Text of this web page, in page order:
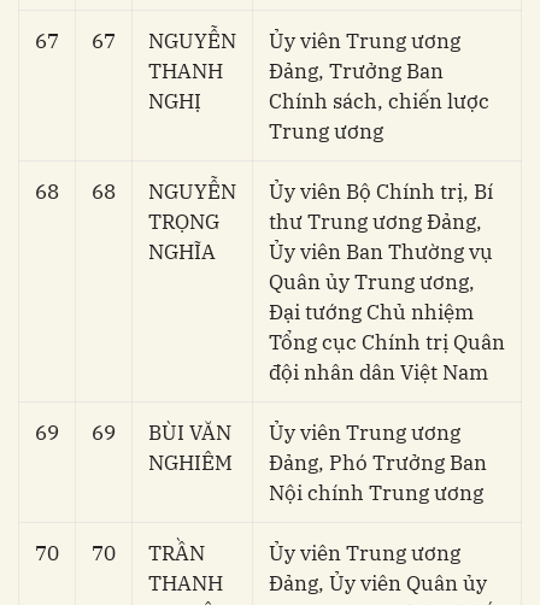
67 67
NGUYỄN
THANH
NGHỊ
Ủy viên Trung ương
Đảng, Trưởng Ban
Chính sách, chiến lược
Trung ương
68 68
NGUYỄN
TRỌNG
NGHĨA
Ủy viên Bộ Chính trị, Bí
thư Trung ương Đảng,
Ủy viên Ban Thường vụ
Quân ủy Trung ương,
Đại tướng Chủ nhiệm
Tổng cục Chính trị Quân
đội nhân dân Việt Nam
69 69
BÙI VĂN
NGHIÊM
Ủy viên Trung ương
Đảng, Phó Trưởng Ban
Nội chính Trung ương
70 70
TRẦN
THANH
Ủy viên Trung ương
Đảng, Ủy viên Quân ủy